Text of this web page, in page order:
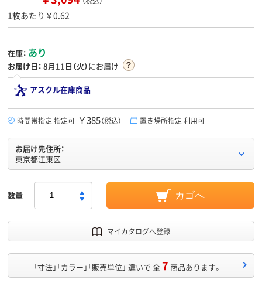
1枚あたり￥0.62
在庫： あり
お届け日： 8月11日（火）にお届け
アスクル在庫商品
時間帯指定 指定可 ￥385（税込） 置き場所指定 利用可
お届け先住所：
東京都江東区
数量 カゴへ
マイカタログへ登録
「寸法」「カラー」「販売単位」 違いで 全7 商品あります。